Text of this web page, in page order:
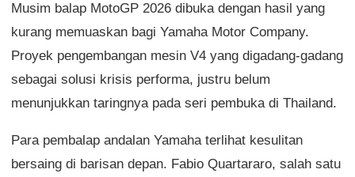
Musim balap MotoGP 2026 dibuka dengan hasil yang
kurang memuaskan bagi Yamaha Motor Company.
Proyek pengembangan mesin V4 yang digadang-gadang
sebagai solusi krisis performa, justru belum
menunjukkan taringnya pada seri pembuka di Thailand.
Para pembalap andalan Yamaha terlihat kesulitan
bersaing di barisan depan. Fabio Quartararo, salah satu